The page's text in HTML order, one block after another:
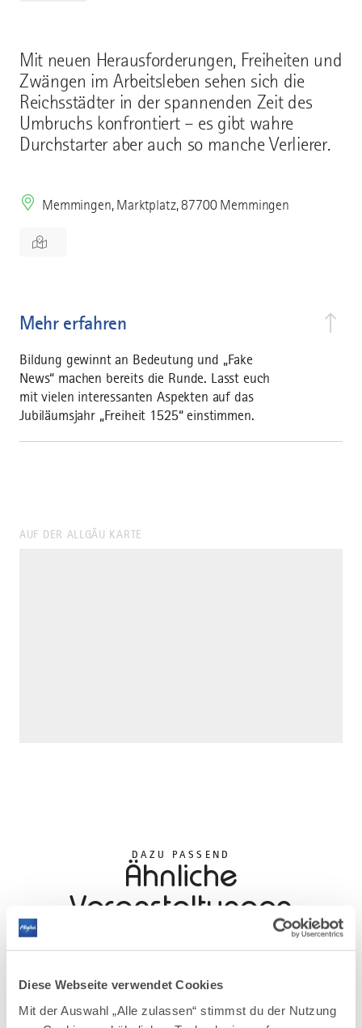
Diese Webseite verwendet Cookies
Mit der Auswahl „Alle zulassen“ stimmst du der Nutzung
Mit neuen Herausforderungen, Freiheiten und
Zwängen im Arbeitsleben sehen sich die
Reichsstädter in der spannenden Zeit des
Umbruchs konfrontiert – es gibt wahre
Durchstarter aber auch so manche Verlierer.
Memmingen, Marktplatz, 87700 Memmingen
Mehr erfahren
Bildung gewinnt an Bedeutung und „Fake
News“ machen bereits die Runde. Lasst euch
mit vielen interessanten Aspekten auf das
Jubiläumsjahr „Freiheit 1525“ einstimmen.
AUF DER ALLGÄU KARTE
DAZU PASSEND
Ähnliche
Veranstaltungen